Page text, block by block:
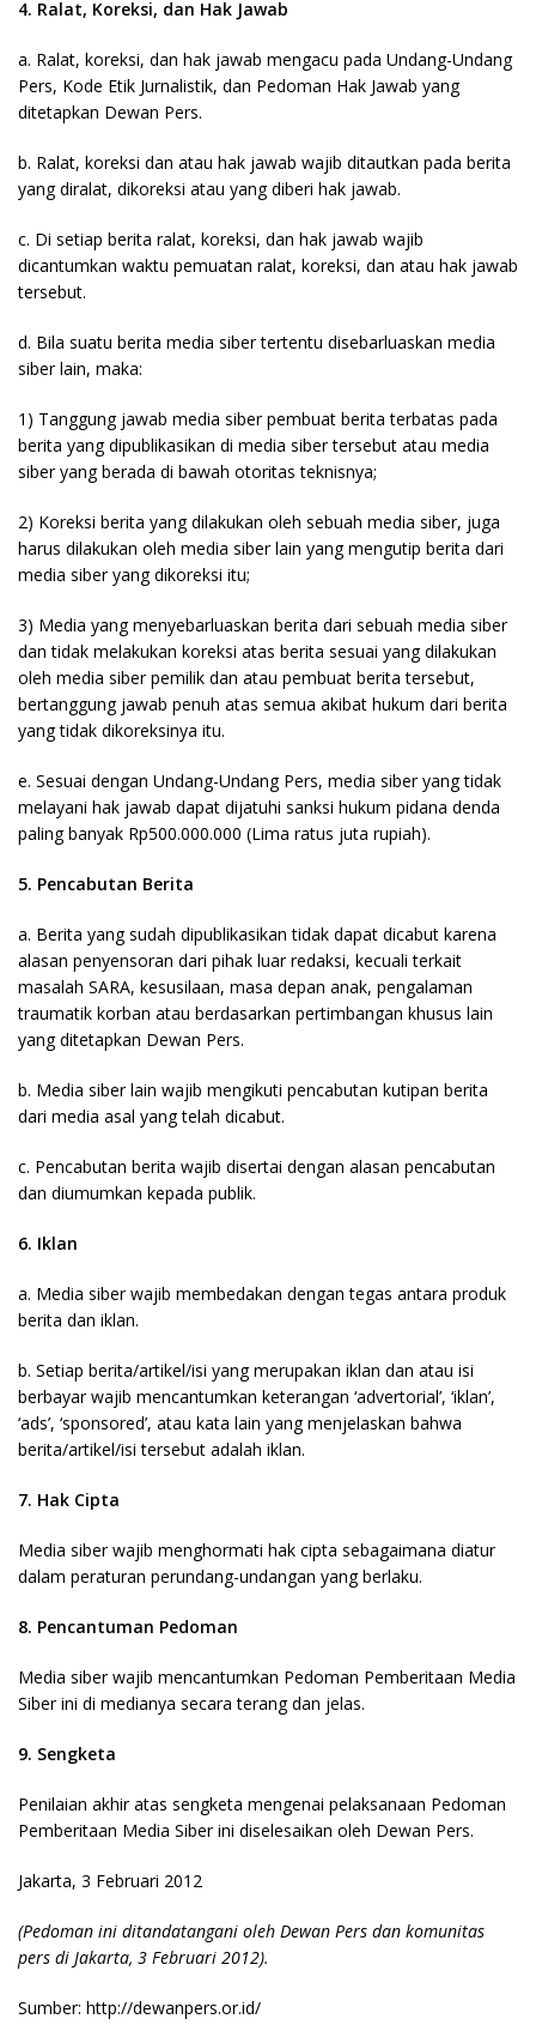
4. Ralat, Koreksi, dan Hak Jawab
a. Ralat, koreksi, dan hak jawab mengacu pada Undang-Undang
Pers, Kode Etik Jurnalistik, dan Pedoman Hak Jawab yang
ditetapkan Dewan Pers.
b. Ralat, koreksi dan atau hak jawab wajib ditautkan pada berita
yang diralat, dikoreksi atau yang diberi hak jawab.
c. Di setiap berita ralat, koreksi, dan hak jawab wajib
dicantumkan waktu pemuatan ralat, koreksi, dan atau hak jawab
tersebut.
d. Bila suatu berita media siber tertentu disebarluaskan media
siber lain, maka:
1) Tanggung jawab media siber pembuat berita terbatas pada
berita yang dipublikasikan di media siber tersebut atau media
siber yang berada di bawah otoritas teknisnya;
2) Koreksi berita yang dilakukan oleh sebuah media siber, juga
harus dilakukan oleh media siber lain yang mengutip berita dari
media siber yang dikoreksi itu;
3) Media yang menyebarluaskan berita dari sebuah media siber
dan tidak melakukan koreksi atas berita sesuai yang dilakukan
oleh media siber pemilik dan atau pembuat berita tersebut,
bertanggung jawab penuh atas semua akibat hukum dari berita
yang tidak dikoreksinya itu.
e. Sesuai dengan Undang-Undang Pers, media siber yang tidak
melayani hak jawab dapat dijatuhi sanksi hukum pidana denda
paling banyak Rp500.000.000 (Lima ratus juta rupiah).
5. Pencabutan Berita
a. Berita yang sudah dipublikasikan tidak dapat dicabut karena
alasan penyensoran dari pihak luar redaksi, kecuali terkait
masalah SARA, kesusilaan, masa depan anak, pengalaman
traumatik korban atau berdasarkan pertimbangan khusus lain
yang ditetapkan Dewan Pers.
b. Media siber lain wajib mengikuti pencabutan kutipan berita
dari media asal yang telah dicabut.
c. Pencabutan berita wajib disertai dengan alasan pencabutan
dan diumumkan kepada publik.
6. Iklan
a. Media siber wajib membedakan dengan tegas antara produk
berita dan iklan.
b. Setiap berita/artikel/isi yang merupakan iklan dan atau isi
berbayar wajib mencantumkan keterangan ‘advertorial’, ‘iklan’,
‘ads’, ‘sponsored’, atau kata lain yang menjelaskan bahwa
berita/artikel/isi tersebut adalah iklan.
7. Hak Cipta
Media siber wajib menghormati hak cipta sebagaimana diatur
dalam peraturan perundang-undangan yang berlaku.
8. Pencantuman Pedoman
Media siber wajib mencantumkan Pedoman Pemberitaan Media
Siber ini di medianya secara terang dan jelas.
9. Sengketa
Penilaian akhir atas sengketa mengenai pelaksanaan Pedoman
Pemberitaan Media Siber ini diselesaikan oleh Dewan Pers.
Jakarta, 3 Februari 2012
(Pedoman ini ditandatangani oleh Dewan Pers dan komunitas
pers di Jakarta, 3 Februari 2012).
Sumber: http://dewanpers.or.id/